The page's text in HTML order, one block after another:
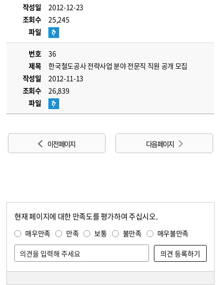
작성일
2012-12-23
조회수
25,245
파일
번호
36
제목
한국철도공사 전략사업 분야 전문직 직원 공개 모집
작성일
2012-11-13
조회수
26,839
파일
이전 페이지 다음 페이지
현재 페이지에 대한 만족도를 평가하여 주십시오.
매우만족 만족 보통 불만족 매우불만족